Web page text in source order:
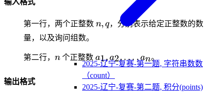
2025-辽宁-复赛-第一题, 字符串数数
（count）
2025-辽宁-复赛-第二题, 积分(points)
输入格式
第一行，两个正整数 n,q
n, q，分别表示给定正整数的数
量，以及询问组数。
第二行， n
n 个正整数 a_1,a_2,\dots,a_n
a1, a2, … ,an。
输出格式